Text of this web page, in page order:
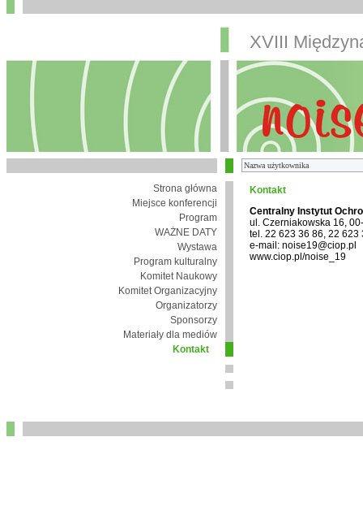
XVIII
Strona główna
Miejsce konferencji
Program
WAŻNE DATY
Wystawa
Program kulturalny
Komitet Naukowy
Komitet Organizacyjny
Organizatorzy
Sponsorzy
Materiały dla mediów
Kontakt
Kontakt
Centralny Instytut
ul. Czerniakowska 16,
tel. 22 623 36 86, 22 623
e-mail: noise19@ciop.pl
www.ciop.pl/noise_19